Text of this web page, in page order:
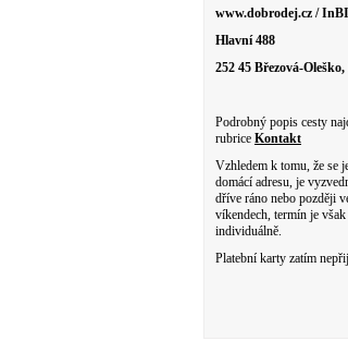
www.dobrodej.cz /
Hlavní 488
252 45 Březová-
Podrobný popis cesty
rubrice Kontakt
Vzhledem k tomu, že se
domácí adresu, je
dříve ráno nebo později
víkendech, termín je
individuálně.
Platební karty zatím